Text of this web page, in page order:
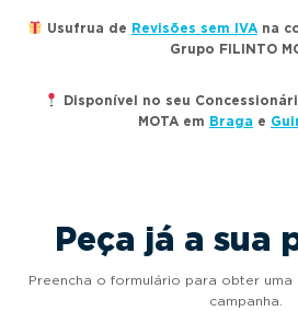
Usufrua de Revisões sem IVAna
Grupo FILINTO
Disponível no seu
MOTA em Braga e
Peça já a sua
Preencha o formulário para obter
campanha.